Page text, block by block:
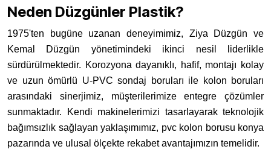
Neden Düzgünler Plastik?
1975'ten bugüne uzanan deneyimimiz, Ziya Düzgün ve
Kemal Düzgün yönetimindeki ikinci nesil liderlikle
sürdürülmektedir. Korozyona dayanıklı, hafif, montajı kolay
ve uzun ömürlü U-PVC sondaj boruları ile kolon boruları
arasındaki sinerjimiz, müşterilerimize entegre çözümler
sunmaktadır. Kendi makinelerimizi tasarlayarak teknolojik
bağımsızlık sağlayan yaklaşımımız, pvc kolon borusu konya
pazarında ve ulusal ölçekte rekabet avantajımızın temelidir.